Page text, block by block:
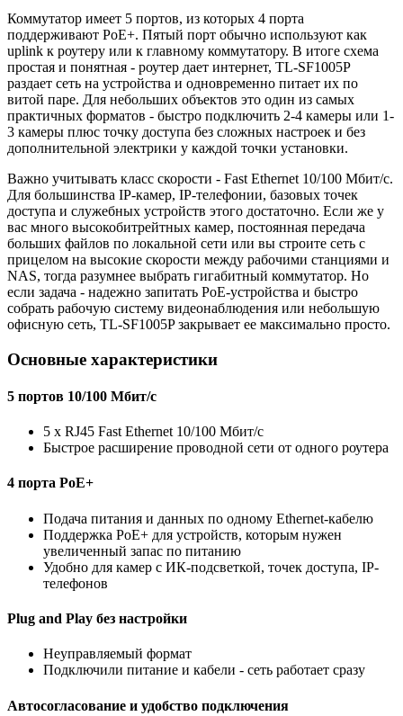
Коммутатор имеет 5 портов, из которых 4 порта
поддерживают PoE+. Пятый порт обычно используют как
uplink к роутеру или к главному коммутатору. В итоге схема
простая и понятная - роутер дает интернет, TL-SF1005P
раздает сеть на устройства и одновременно питает их по
витой паре. Для небольших объектов это один из самых
практичных форматов - быстро подключить 2-4 камеры или 1-
3 камеры плюс точку доступа без сложных настроек и без
дополнительной электрики у каждой точки установки.
Важно учитывать класс скорости - Fast Ethernet 10/100 Мбит/с.
Для большинства IP-камер, IP-телефонии, базовых точек
доступа и служебных устройств этого достаточно. Если же у
вас много высокобитрейтных камер, постоянная передача
больших файлов по локальной сети или вы строите сеть с
прицелом на высокие скорости между рабочими станциями и
NAS, тогда разумнее выбрать гигабитный коммутатор. Но
если задача - надежно запитать PoE-устройства и быстро
собрать рабочую систему видеонаблюдения или небольшую
офисную сеть, TL-SF1005P закрывает ее максимально просто.
Основные характеристики
5 портов 10/100 Мбит/с
5 x RJ45 Fast Ethernet 10/100 Мбит/с
Быстрое расширение проводной сети от одного роутера
4 порта PoE+
Подача питания и данных по одному Ethernet-кабелю
Поддержка PoE+ для устройств, которым нужен
увеличенный запас по питанию
Удобно для камер с ИК-подсветкой, точек доступа, IP-
телефонов
Plug and Play без настройки
Неуправляемый формат
Подключили питание и кабели - сеть работает сразу
Автосогласование и удобство подключения